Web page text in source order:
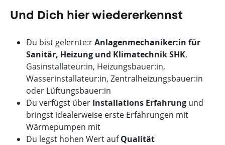
Und Dich hier wiedererkennst
Du bist gelernte:rAnlagenmechaniker:in für
Sanitär, Heizung und Klimatechnik SHK,
Gasinstallateur:in, Heizungsbauer:in,
Wasserinstallateur:in, Zentralheizungsbauer:in
oder Lüftungsbauer:in
Du verfügst über Installations Erfahrung und
bringst idealerweise erste Erfahrungen mit
Wärmepumpen mit
Du legst hohen Wert aufQualität